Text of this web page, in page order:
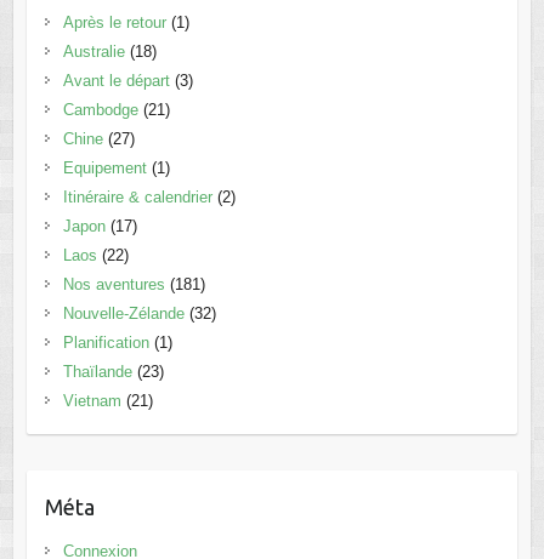
Après le retour(1)
Australie(18)
Avant le départ(3)
Cambodge(21)
Chine(27)
Equipement(1)
Itinéraire & calendrier(2)
Japon(17)
Laos (22)
Nos aventures (181)
Nouvelle-Zélande(32)
Planification(1)
Thaïlande(23)
Vietnam (21)
Méta
Connexion